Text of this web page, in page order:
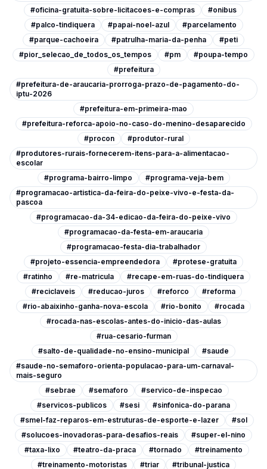
#oficina-gratuita-sobre-licitacoes-e-compras
#onibus
#palco-tindiquera
#papai-noel-azul
#parcelamento
#parque-cachoeira
#patrulha-maria-da-penha
#peti
#pior_selecao_de_todos_os_tempos
#pm
#poupa-tempo
#prefeitura
#prefeitura-de-araucaria-prorroga-prazo-de-pagamento-do-
iptu-2026
#prefeitura-em-primeira-mao
#prefeitura-reforca-apoio-no-caso-do-menino-desaparecido
#procon
#produtor-rural
#produtores-rurais-fornecerem-itens-para-a-alimentacao-
escolar
#programa-bairro-limpo
#programa-veja-bem
#programacao-artistica-da-feira-do-peixe-vivo-e-festa-da-
pascoa
#programacao-da-34-edicao-da-feira-do-peixe-vivo
#programacao-da-festa-em-araucaria
#programacao-festa-dia-trabalhador
#projeto-essencia-empreendedora
#protese-gratuita
#ratinho
#re-matricula
#recape-em-ruas-do-tindiquera
#reciclaveis
#reducao-juros #reforco
#reforma
#rio-abaixinho-ganha-nova-escola
#rio-bonito
#rocada
#rocada-nas-escolas-antes-do-inicio-das-aulas
#rua-cesario-furman
#salto-de-qualidade-no-ensino-municipal
#saude
#saude-no-semaforo-orienta-populacao-para-um-carnaval-
mais-seguro
#sebrae
#semaforo
#servico-de-inspecao
#servicos-publicos
#sesi
#sinfonica-do-parana
#smel-faz-reparos-em-estruturas-de-esporte-e-lazer
#sol
#solucoes-inovadoras-para-desafios-reais
#super-el-nino
#taxa-lixo
#teatro-da-praca #tornado
#treinamento
#treinamento-motoristas
#triar #tribunal-justica